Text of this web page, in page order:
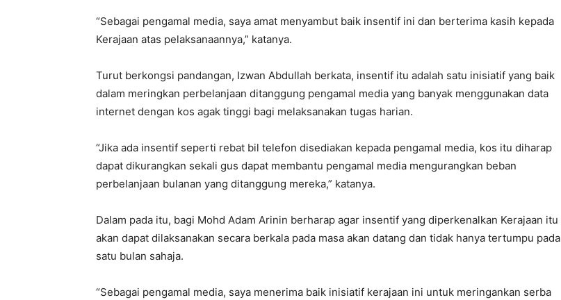
“Sebagai pengamal media, saya amat menyambut baik insentif ini dan berterima kasih kepada
Kerajaan atas pelaksanaannya,” katanya.
Turut berkongsi pandangan, Izwan Abdullah berkata, insentif itu adalah satu inisiatif yang baik
dalam meringkan perbelanjaan ditanggung pengamal media yang banyak menggunakan data
internet dengan kos agak tinggi bagi melaksanakan tugas harian.
“Jika ada insentif seperti rebat bil telefon disediakan kepada pengamal media, kos itu diharap
dapat dikurangkan sekali gus dapat membantu pengamal media mengurangkan beban
perbelanjaan bulanan yang ditanggung mereka,” katanya.
Dalam pada itu, bagi Mohd Adam Arinin berharap agar insentif yang diperkenalkan Kerajaan itu
akan dapat dilaksanakan secara berkala pada masa akan datang dan tidak hanya tertumpu pada
satu bulan sahaja.
“Sebagai pengamal media, saya menerima baik inisiatif kerajaan ini untuk meringankan serba